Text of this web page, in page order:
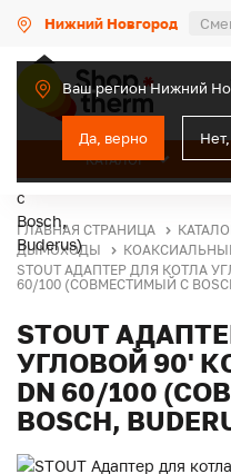
Нижний Новгород
Ваш регион Нижний
Да, верно
КАТАЛОГ
ГЛАВНАЯ СТРАНИЦА
ДЫМОХОДЫ
STOUT АДАПТЕР ДЛЯ КОТЛА
60/100 (СОВМЕСТИМЫЙ С
STOUT
УГЛОВОЙ 90'
DN 60/100
BOSCH,